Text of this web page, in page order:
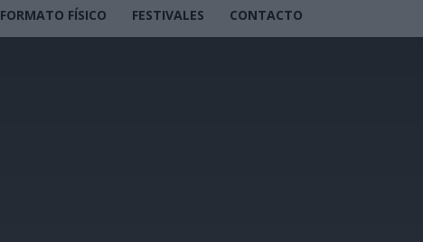
FORMATO FÍSICO FESTIVALES CONTACTO